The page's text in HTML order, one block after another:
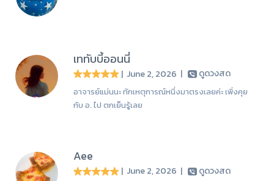
เททับบี้ออนนี่
| June 2, 2026 | ดูดวงสด
อาจารย์แม่นนะ ทักเหตุการณ์หนึ่งมาตรงเลยค่ะ เพิ่งคุย
กับ อ. ไป ตกเย็นรู้เลย
Aee
| June 2, 2026 | ดูดวงสด